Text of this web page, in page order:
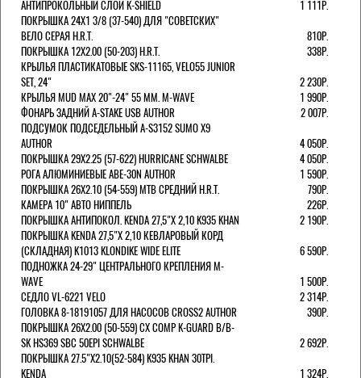
АНТИПРОКОЛЬНЫЙ СЛОЙ K-SHIELD
1 111Р.
ПОКРЫШКА 24X1 3/8 (37-540) ДЛЯ "СОВЕТСКИХ"
ВЕЛО СЕРАЯ H.R.T.
810Р.
ПОКРЫШКА 12X2.00 (50-203) H.R.T.
338Р.
КРЫЛЬЯ ПЛАСТИКАТОВЫЕ SKS-11165, VELO55 JUNIOR
SET, 24"
2 230Р.
КРЫЛЬЯ MUD MAX 20"-24" 55 ММ. M-WAVE
1 990Р.
ФОНАРЬ ЗАДНИЙ A-STAKE USB AUTHOR
2 007Р.
ПОДСУМОК ПОДСЕДЕЛЬНЫЙ A-S3152 SUMO X9
AUTHOR
4 050Р.
ПОКРЫШКА 29X2.25 (57-622) HURRICANE SCHWALBE
4 050Р.
РОГА АЛЮМИНИЕВЫЕ ABE-30N AUTHOR
1 590Р.
ПОКРЫШКА 26X2.10 (54-559) MTB СРЕДНИЙ H.R.T.
790Р.
КАМЕРА 10" АВТО НИППЕЛЬ
226Р.
ПОКРЫШКА АНТИПОКОЛ. KENDA 27,5"Х 2,10 K935 KHAN
2 190Р.
ПОКРЫШКА KENDA 27,5"Х 2,10 КЕВЛАРОВЫЙ КОРД
(СКЛАДНАЯ) K1013 KLONDIKE WIDE ELITE
6 590Р.
ПОДНОЖКА 24-29" ЦЕНТРАЛЬНОГО КРЕПЛЕНИЯ M-
WAVE
1 500Р.
СЕДЛО VL-6221 VELO
2 314Р.
ГОЛОВКА 8-18191057 ДЛЯ НАСОСОВ CROSS2 AUTHOR
390Р.
ПОКРЫШКА 26X2.00 (50-559) CX COMP K-GUARD B/B-
SK HS369 SBC 50EPI SCHWALBE
2 692Р.
ПОКРЫШКА 27.5"Х2.10(52-584) K935 KHAN 30TPI.
KENDA
1 324Р.